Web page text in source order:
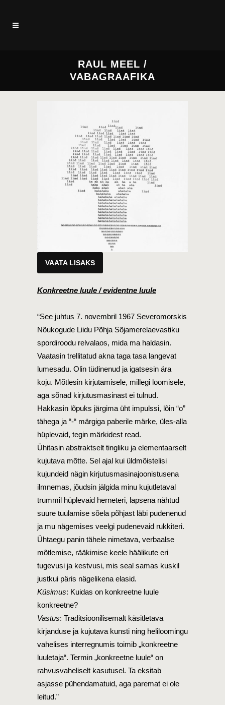
RAUL MEEL /
VABAGRAAFIKA
VAATA LISAKS
Konkreetne luule / evidentne luule
“See juhtus 7. novembril 1967 Severomorskis
Nõukogude Liidu Põhja Sõjamerelaevastiku
spordiroodu relvalaos, mida ma haldasin.
Vaatasin trellitatud akna taga tasa langevat
lumesadu. Olin tüdinenud ja igatsesin ära
koju. Mõtlesin kirjutamisele, millegi loomisele,
aga sõnad kirjutusmasinast ei tulnud.
Hakkasin lõpuks järgima üht impulssi, lõin “o”
tähega ja “-“ märgiga paberile märke, üles-alla
hüplevaid, tegin märkidest read.
Ühitasin abstraktselt tingliku ja elementaarselt
kujutava mõtte. Sel ajal kui üldmõistelisi
kujundeid nägin kirjutusmasinajoonistusena
ilmnemas, jõudsin jälgida minu kujutletaval
trummil hüplevaid herneteri, lapsena nähtud
suure tuulamise sõela põhjast läbi pudenenud
ja mu nägemises veelgi pudenevaid rukkiteri.
Ühtaegu panin tähele nimetava, verbaalse
mõtlemise, rääkimise keele häälikute eri
tugevusi ja kestvusi, mis seal samas kuskil
justkui päris nägelikena elasid.
Küsimus: Kuidas on konkreetne luule
konkreetne?
Vastus: Traditsioonilisemalt käsitletava
kirjanduse ja kujutava kunsti ning heliloomingu
vahelises interregnumis toimib „konkreetne
luuletaja“. Termin „konkreetne luule“ on
rahvusvaheliselt kasutusel. Ta eksitab
asjasse pühendamatuid, aga paremat ei ole
leitud.”